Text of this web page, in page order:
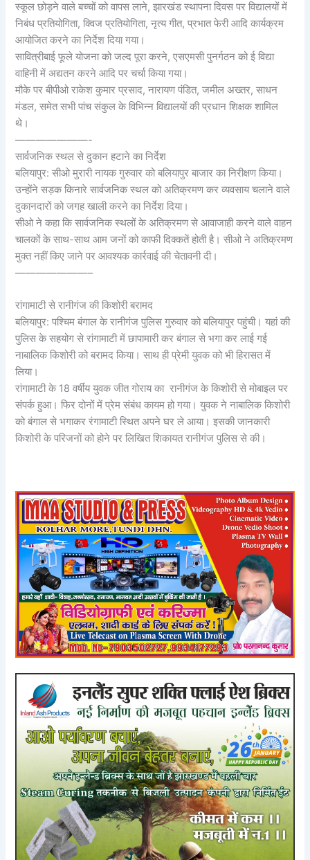
स्कूल छोड़ने वाले बच्चों को वापस लाने, झारखंड स्थापना दिवस पर विद्यालयों में
निबंध प्रतियोगिता, क्विज प्रतियोगिता, नृत्य गीत, प्रभात फेरी आदि कार्यक्रम
आयोजित करने का निर्देश दिया गया।
सावित्रीबाई फूले योजना को जल्द पूरा करने, एसएमसी पुनर्गठन को ई विद्या
वाहिनी में अद्यतन करने आदि पर चर्चा किया गया।
मौके पर बीपीओ राकेश कुमार प्रसाद, नारायण पंडित, जमील अख्तर, साधन
मंडल, समेत सभी पांच संकुल के विभिन्न विद्यालयों की प्रधान शिक्षक शामिल
थे।
———————-
सार्वजनिक स्थल से दुकान हटाने का निर्देश
बलियापुर: सीओ मुरारी नायक गुरुवार को बलियापुर बाजार का निरीक्षण किया।
उन्होंने सड़क किनारे सार्वजनिक स्थल को अतिक्रमण कर व्यवसाय चलाने वाले
दुकानदारों को जगह खाली करने का निर्देश दिया।
सीओ ने कहा कि सार्वजनिक स्थलों के अतिक्रमण से आवाजाही करने वाले वाहन
चालकों के साथ-साथ आम जनों को काफी दिक्कतें होती है। सीओ ने अतिक्रमण
मुक्त नहीं किए जाने पर आवश्यक कार्रवाई की चेतावनी दी।
———————–
रांगामाटी से रानीगंज की किशोरी बरामद
बलियापुर: पश्चिम बंगाल के रानीगंज पुलिस गुरुवार को बलियापुर पहुंची। यहां की
पुलिस के सहयोग से रांगामाटी में छापामारी कर बंगाल से भगा कर लाई गई
नाबालिक किशोरी को बरामद किया। साथ ही प्रेमी युवक को भी हिरासत में
लिया।
रांगामाटी के 18 वर्षीय युवक जीत गोराय का रानीगंज के किशोरी से मोबाइल पर
संपर्क हुआ। फिर दोनों में प्रेम संबंध कायम हो गया। युवक ने नाबालिक किशोरी
को बंगाल से भगाकर रंगामाटी स्थित अपने घर ले आया। इसकी जानकारी
किशोरी के परिजनों को होने पर लिखित शिकायत रानीगंज पुलिस से की।